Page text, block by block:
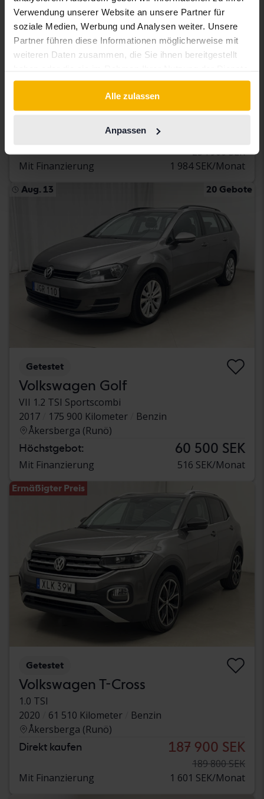
Verwendung unserer Website an unsere Partner für
soziale Medien, Werbung und Analysen weiter. Unsere
Partner führen diese Informationen möglicherweise mit
weiteren Daten zusammen, die Sie ihnen bereitgestellt
gesammelt haben.
Alle zulassen
Anpassen
Zertifiziert
2.0 TDI Sportscombi 4MOTION
90 960 Kilometer
Diesel
234 900 SEK
Mit Finanzierung
1 984 SEK/Monat
Aug. 13 20 Gebote
Getestet
Volkswagen Golf
VII 1.2 TSI Sportscombi
2017
175 900 Kilometer
Benzin
Åkersberga (Runö)
Höchstgebot: 60 500 SEK
Mit Finanzierung 516 SEK/Monat
Ermäßigter Preis
Getestet
Volkswagen T-Cross
1.0 TSI
2020
61 510 Kilometer
Benzin
Åkersberga (Runö)
Direkt kaufen 187 900 SEK
189 800 SEK
Mit Finanzierung
1 601 SEK/Monat